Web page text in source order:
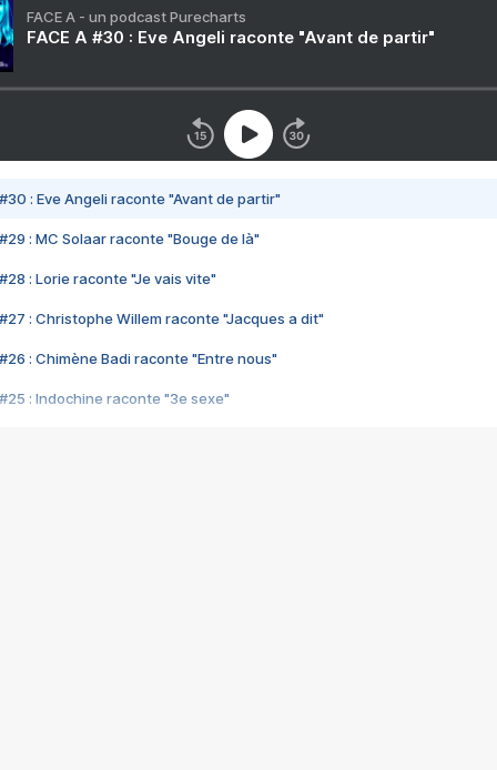
FACE A - un podcast Purecharts
FACE A #30 : Eve Angeli raconte "Avant de partir"
#30 : Eve Angeli raconte "Avant de partir"
#29 : MC Solaar raconte "Bouge de là"
#28 : Lorie raconte "Je vais vite"
#27 : Christophe Willem raconte "Jacques a dit"
#26 : Chimène Badi raconte "Entre nous"
#25 : Indochine raconte "3e sexe"